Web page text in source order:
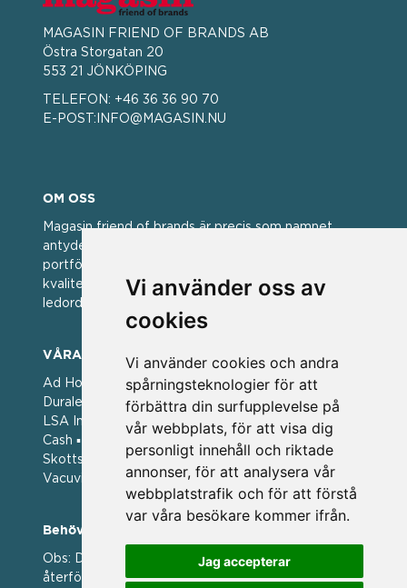
Vi använder oss av
cookies
Vi använder cookies och andra
spårningsteknologier för att
förbättra din surfupplevelse på
vår webbplats, för att visa dig
personligt innehåll och riktade
annonser, för att analysera vår
webbplatstrafik och för att förstå
var våra besökare kommer ifrån.
Jag accepterar
MAGASIN FRIEND OF BRANDS AB
Östra Storgatan 20
553 21 JÖNKÖPING
TELEFON: +46 36 36 90 70
E-POST: INFO@MAGASIN.NU
OM OSS
Magasin friend of brands är precis som namnet
antyder; en vän av varumärken. Vi har idag en stor
portfölj med välkända varumärken med hög
kvalitet. För oss har kvalitet alltid varit ett av
ledorden och som styrt vår verksamhet.
VÅRA VARUMÄRKEN
Ad Hoc ▪ Bialetti ▪ Cole & Mason ▪ Caps Me ▪
Duralex ▪ Forged ▪ G3 Ferrari ▪ Ken Hom ▪ Kilner ▪
LSA International ▪ Laguiole Style de Vie ▪ Mason
Cash ▪ Pintinox ▪ Plate-it ▪ Price and Kengsington ▪
Skottsberg ▪ Scandinavian Home ▪ Style de Vie ▪
Vacuvin ▪ Viners ▪ Zack ▪ Zyliss
Behöver du hjälp att beställa?
Obs: Detta är en webshop enbart för våra
återförsäljare.